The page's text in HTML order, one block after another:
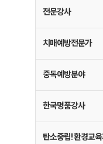
전문강사
치매예방전문가
중독예방분야
한국명품강사
탄소중립! 환경교